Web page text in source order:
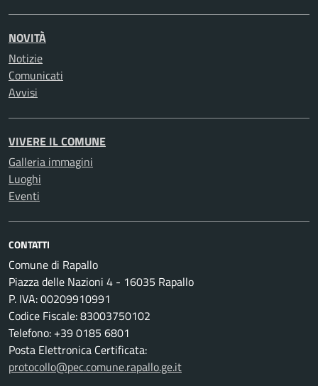
NOVITÀ
Notizie
Comunicati
Avvisi
VIVERE IL COMUNE
Galleria immagini
Luoghi
Eventi
CONTATTI
Comune di Rapallo
Piazza delle Nazioni 4 - 16035 Rapallo
P. IVA: 00209910991
Codice Fiscale: 83003750102
Telefono: +39 0185 6801
Posta Elettronica Certificata:
protocollo@pec.comune.rapallo.ge.it